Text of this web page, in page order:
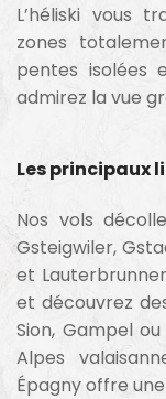
L’héliski vous
zones
pentes isolées
admirez la vue
Les principaux
Nos vols
Gsteigwiler,
et
et découvrez
Sion, Gampel
Alpes
Épagny offre